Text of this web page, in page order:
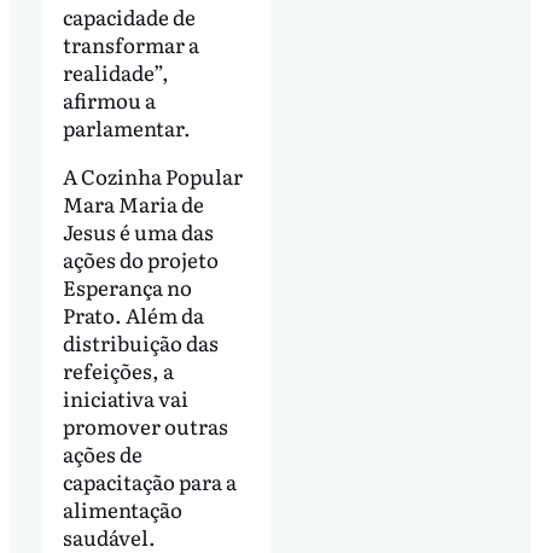
capacidade de
transformar a
realidade”,
afirmou a
parlamentar.
A Cozinha Popular
Mara Maria de
Jesus é uma das
ações do projeto
Esperança no
Prato. Além da
distribuição das
refeições, a
iniciativa vai
promover outras
ações de
capacitação para a
alimentação
saudável.